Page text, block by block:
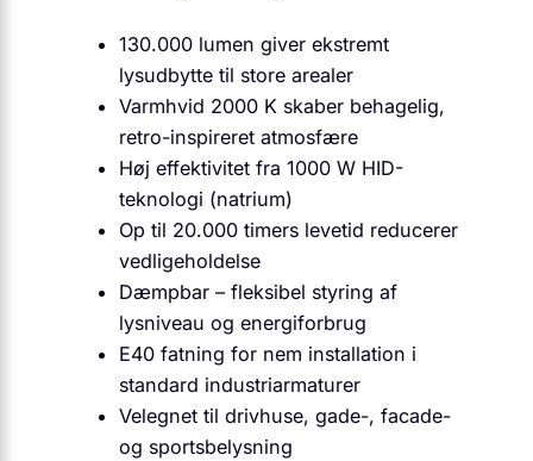
130.000 lumen giver ekstremt
lysudbytte til store arealer
Varmhvid 2000 K skaber behagelig,
retro-inspireret atmosfære
Høj effektivitet fra 1000 W HID-
teknologi (natrium)
Op til 20.000 timers levetid reducerer
vedligeholdelse
Dæmpbar – fleksibel styring af
lysniveau og energiforbrug
E40 fatning for nem installation i
standard industriarmaturer
Velegnet til drivhuse, gade-, facade-
og sportsbelysning